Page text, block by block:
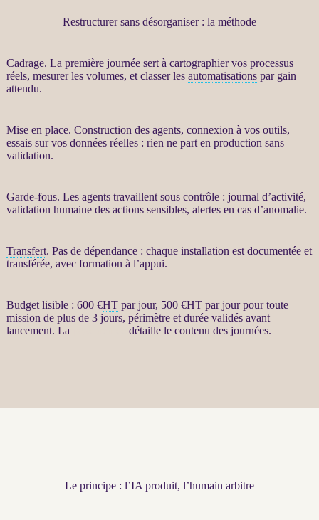
Restructurer sans désorganiser : la méthode
Cadrage. La première journée sert à cartographier vos processus
réels, mesurer les volumes, et classer les automatisationspar gain
attendu.
Mise en place. Construction des agents, connexion à vos outils,
essais sur vos donnéesréelles : rien ne part en production sans
validation.
Garde-fous. Les agentstravaillent sous contrôle : journal d’activité,
validation humaine des actions sensibles, alertesen cas d’anomalie.
Transfert. Pas de dépendance : chaque installation est documentée et
transférée, avec formation à l’appui.
Budget lisible : 600 €HTpar jour, 500 €HTpar jour pour toute
mission de plus de 3 jours, périmètre et durée validés avant
lancement. La
détaille le contenu des journées.
Le principe : l’IA produit, l’humain arbitre